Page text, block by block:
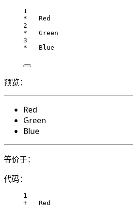
1
*   Red
2
*   Green
3
*   Blue
预览：
Red
Green
Blue
等价于：
代码：
1
+   Red